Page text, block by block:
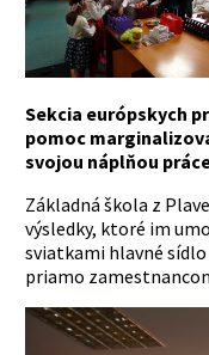
Sekcia európskych
pomoc
svojou náplňou
Základná škola z
výsledky, ktoré im
sviatkami hlavné
priamo